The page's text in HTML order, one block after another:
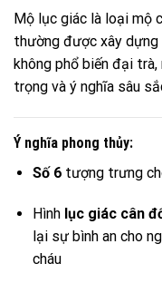
Mộ lục giác là loại mộ
thường được xây dựng
không phổ biến đại
trọng và ý nghĩa sâu
Ý nghĩa phong thủy:
Số 6tượng trưng
Hình lục giác cân
lại sự bình an cho
cháu